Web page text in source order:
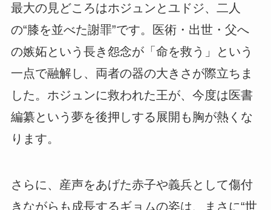
最大の見どころはホジュンとユドジ、二人
の“膝を並べた謝罪”です。医術・出世・父へ
の嫉妬という長き怨念が「命を救う」という
一点で融解し、両者の器の大きさが際立ちま
した。ホジュンに救われた王が、今度は医書
編纂という夢を後押しする展開も胸が熱くな
ります。
さらに、産声をあげた赤子や義兵として傷付
きながらも成長するギョムの姿は、まさに“世